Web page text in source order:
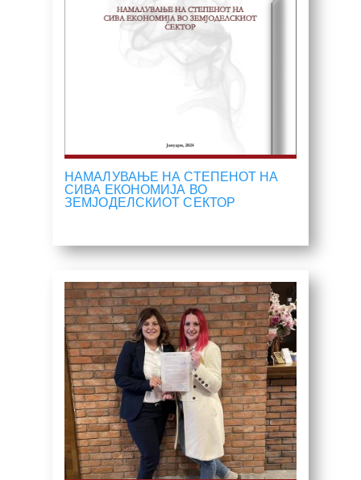
НАМАЛУВАЊЕ НА СТЕПЕНОТ НА
СИВА ЕКОНОМИЈА ВО
ЗЕМЈОДЕЛСКИОТ СЕКТОР